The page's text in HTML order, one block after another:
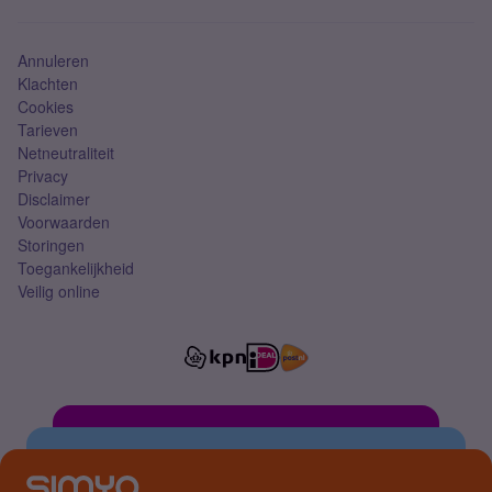
Annuleren
Klachten
Cookies
Tarieven
Netneutraliteit
Privacy
Disclaimer
Voorwaarden
Storingen
Toegankelijkheid
Veilig online